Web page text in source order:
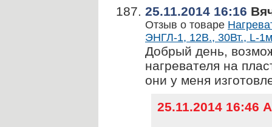
25.11.2014 16:16
Отзыв о товаре
ЭНГЛ-1, 12В., 30Вт., L-
Добрый день,
нагревателя на
они у меня
25.11.2014 16:46